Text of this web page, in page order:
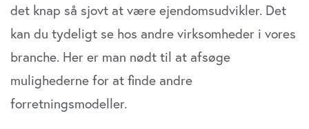
det knap så sjovt at være ejendomsudvikler. Det
kan du tydeligt se hos andre virksomheder i vores
branche. Her er man nødt til at afsøge
mulighederne for at finde andre
forretningsmodeller.